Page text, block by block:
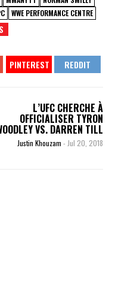
WWE PERFORMANCE CENTRE
L’UFC CHERCHE À
OFFICIALISER TYRON
VS. DARREN TILL
Justin Khouzam - Jul 20, 2018